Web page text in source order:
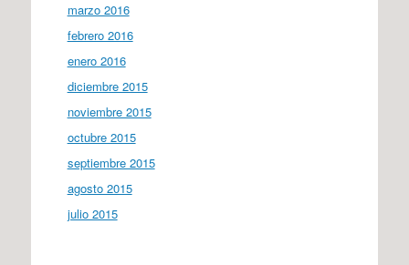
marzo 2016
febrero 2016
enero 2016
diciembre 2015
noviembre 2015
octubre 2015
septiembre 2015
agosto 2015
julio 2015